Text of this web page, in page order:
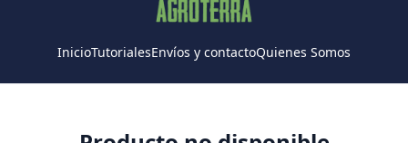
InicioTutorialesEnvíos y contactoQuienes Somos